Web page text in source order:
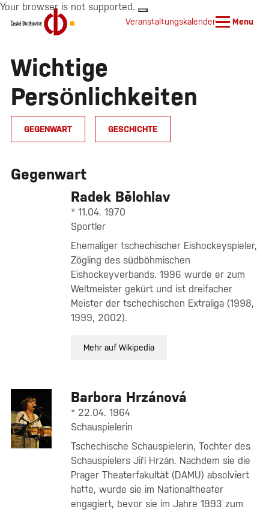
Your browser is not supported.
Veranstaltungskalender Menu
Wichtige
Persönlichkeiten
GEGENWART GESCHICHTE
Gegenwart
Radek Bělohlav
* 11.04. 1970
Sportler
Ehemaliger tschechischer Eishockeyspieler,
Zögling des südböhmischen
Eishockeyverbands. 1996 wurde er zum
Weltmeister gekürt und ist dreifacher
Meister der tschechischen Extraliga (1998,
1999, 2002).
Mehr auf Wikipedia
Barbora Hrzánová
* 22.04. 1964
Schauspielerin
Tschechische Schauspielerin, Tochter des
Schauspielers Jiří Hrzán. Nachdem sie die
Prager Theaterfakultät (DAMU) absolviert
hatte, wurde sie im Nationaltheater
engagiert, bevor sie im Jahre 1993 zum